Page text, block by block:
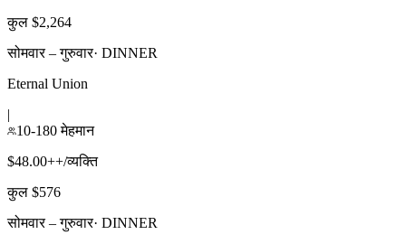
कुल $2,264
सोमवार – गुरुवार· DINNER
Eternal Union
|
10-180 मेहमान
$48.00++/व्यक्ति
कुल $576
सोमवार – गुरुवार· DINNER